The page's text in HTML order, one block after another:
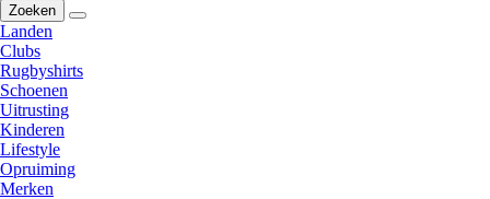
Zoeken
Landen
Clubs
Rugbyshirts
Schoenen
Uitrusting
Kinderen
Lifestyle
Opruiming
Merken